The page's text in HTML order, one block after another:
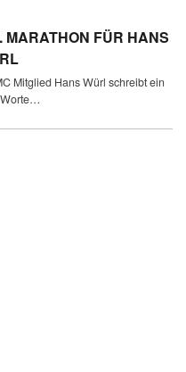
MARATHON FÜR HANS
Mitglied Hans Würl schreibt ein